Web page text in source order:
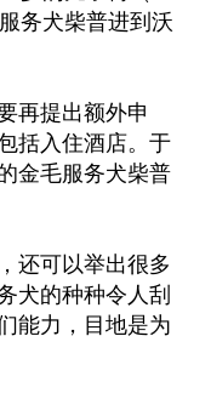
务犬柴普进到沃
再提出额外申
括入住酒店。于
金毛服务犬柴普
还可以举出很多
犬的种种令人刮
能力，目地是为